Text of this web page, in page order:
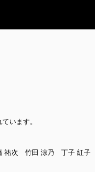
います。
次 竹田 涼乃 丁子 紅